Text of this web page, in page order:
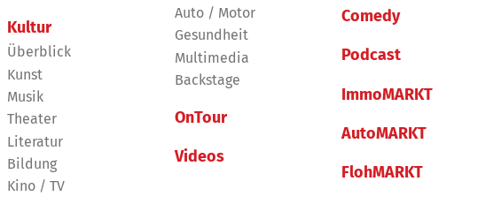
Kultur
Überblick
Kunst
Musik
Theater
Literatur
Bildung
Kino / TV
Auto / Motor
Gesundheit
Multimedia
Backstage
OnTour
Videos
Comedy
Podcast
ImmoMARKT
AutoMARKT
FlohMARKT